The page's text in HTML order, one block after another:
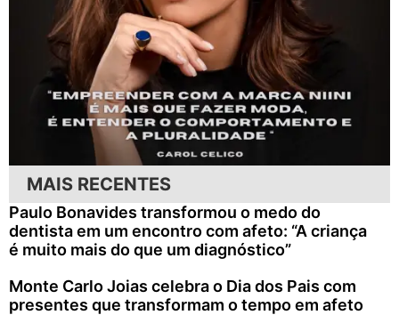
MAIS RECENTES
Paulo Bonavides transformou o medo do
dentista em um encontro com afeto: “A criança
é muito mais do que um diagnóstico”
Monte Carlo Joias celebra o Dia dos Pais com
presentes que transformam o tempo em afeto